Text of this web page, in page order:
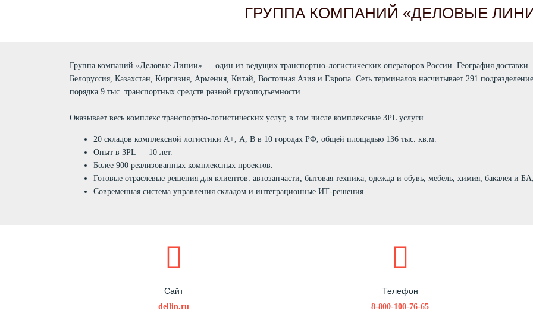
ГРУППА КОМПАНИЙ «ДЕЛОВЫЕ
Группа компаний «Деловые Линии» — один из ведущих транспортно-логистических операторов России. География
Белоруссия, Казахстан, Киргизия, Армения, Китай, Восточная Азия и Европа. Сеть терминалов насчитывает 291
порядка 9 тыс. транспортных средств разной грузоподъемности.
Оказывает весь комплекс транспортно-логистических услуг, в том числе комплексные 3PL услуги.
20 складов комплексной логистики А+, А, В в 10 городах РФ, общей площадью 136 тыс. кв.м.
Опыт в 3PL — 10 лет.
Более 900 реализованных комплексных проектов.
Готовые отраслевые решения для клиентов: автозапчасти, бытовая техника, одежда и обувь, мебель, химия, бакалея и
Современная система управления складом и интеграционные ИТ-решения.
Сайт
dellin.ru
Телефон
8-800-100-76-65